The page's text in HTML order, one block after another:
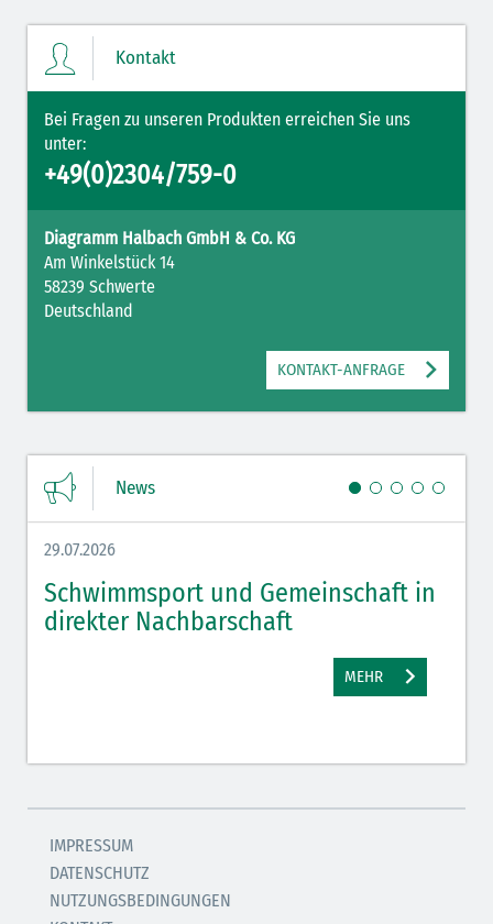
ZUM MERKZETTEL
Kontakt
Bei Fragen zu unseren Produkten erreichen Sie uns
unter:
+49(0)2304/759-0
Diagramm Halbach GmbH & Co. KG
Am Winkelstück 14
58239 Schwerte
Deutschland
KONTAKT-ANFRAGE
News
29.07.2026
Schwimmsport und Gemeinschaft in
direkter Nachbarschaft
MEHR
IMPRESSUM
DATENSCHUTZ
NUTZUNGSBEDINGUNGEN